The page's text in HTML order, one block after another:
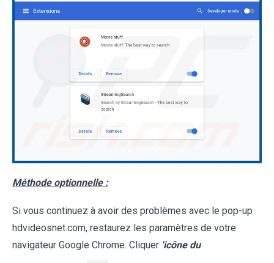
Méthode optionnelle :
Si vous continuez à avoir des problèmes avec le pop-up
hdvideosnet.com, restaurez les paramètres de votre
navigateur Google Chrome. Cliquer 'icône du